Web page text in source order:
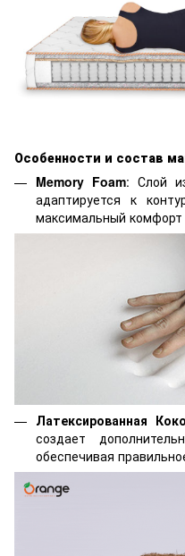
Особенности и состав
Memory Foam: Слой
адаптируется к
максимальный
Латексированная
создает
обеспечивая